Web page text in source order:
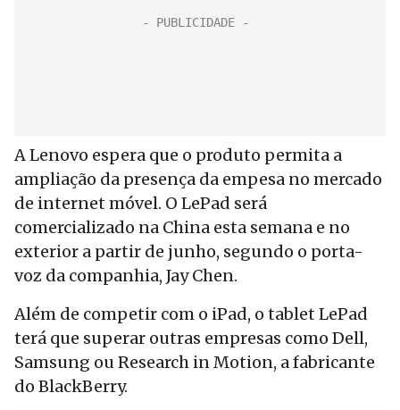
A Lenovo espera que o produto permita a
ampliação da presença da empesa no mercado
de internet móvel. O LePad será
comercializado na China esta semana e no
exterior a partir de junho, segundo o porta-
voz da companhia, Jay Chen.
Além de competir com o iPad, o tablet LePad
terá que superar outras empresas como Dell,
Samsung ou Research in Motion, a fabricante
do BlackBerry.